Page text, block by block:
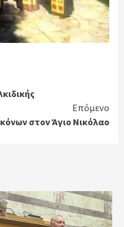
Επόμενο
στον Άγιο Νικόλαο